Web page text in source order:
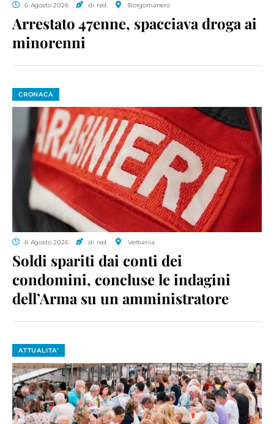
6 Agosto 2026 di red. Borgomanero
Arrestato 47enne, spacciava droga ai
minorenni
CRONACA
6 Agosto 2026 di red. Verbania
Soldi spariti dai conti dei
condomini, concluse le indagini
dell’Arma su un amministratore
ATTUALITA'